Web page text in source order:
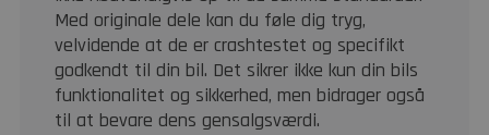
Med originale dele kan du føle dig tryg,
velvidende at de er crashtestet og specifikt
godkendt til din bil. Det sikrer ikke kun din bils
funktionalitet og sikkerhed, men bidrager også
til at bevare dens gensalgsværdi.